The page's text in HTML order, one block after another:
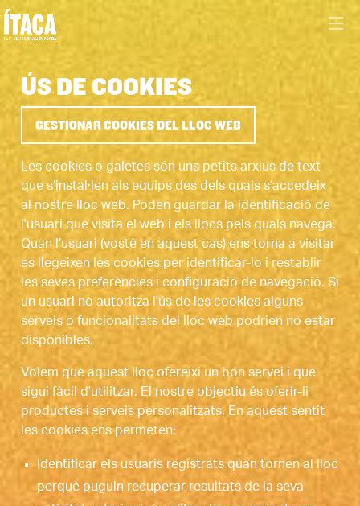
ÚS DE COOKIES
GESTIONAR COOKIES DEL LLOC WEB
Les cookies o galetes són uns petits arxius de text
que s’instal·len als equips des dels quals s’accedeix
al nostre lloc web. Poden guardar la identificació de
l'usuari que visita el web i els llocs pels quals navega.
Quan l’usuari (vostè en aquest cas) ens torna a visitar
es llegeixen les cookies per identificar-lo i restablir
les seves preferències i configuració de navegació. Si
un usuari no autoritza l'ús de les cookies alguns
serveis o funcionalitats del lloc web podrien no estar
disponibles.
Volem que aquest lloc ofereixi un bon servei i que
sigui fàcil d'utilitzar. El nostre objectiu és oferir-li
productes i serveis personalitzats. En aquest sentit
les cookies ens permeten:
Identificar els usuaris registrats quan tornen al lloc
perquè puguin recuperar resultats de la seva